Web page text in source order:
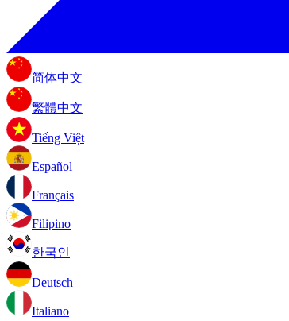
简体中文
繁體中文
Tiếng Việt
Español
Français
Filipino
한국인
Deutsch
Italiano